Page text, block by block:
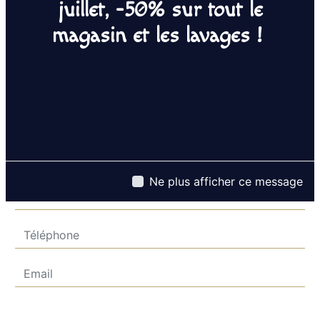
juillet, -50% sur tout le
magasin et les lavages !
Ne plus afficher ce message